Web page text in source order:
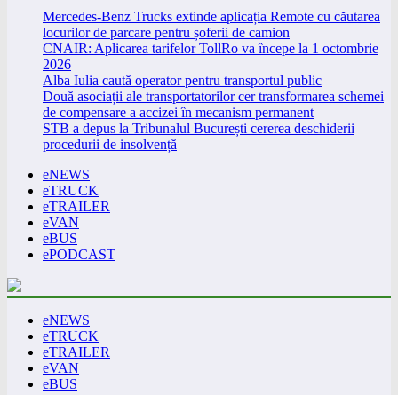
Mercedes-Benz Trucks extinde aplicația Remote cu căutarea
locurilor de parcare pentru șoferii de camion
CNAIR: Aplicarea tarifelor TollRo va începe la 1 octombrie
2026
Alba Iulia caută operator pentru transportul public
Două asociații ale transportatorilor cer transformarea schemei
de compensare a accizei în mecanism permanent
STB a depus la Tribunalul București cererea deschiderii
procedurii de insolvență
eNEWS
eTRUCK
eTRAILER
eVAN
eBUS
ePODCAST
eNEWS
eTRUCK
eTRAILER
eVAN
eBUS